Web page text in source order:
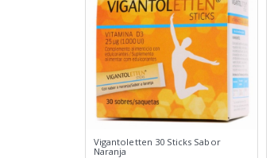
Vigantoletten 30 Sticks Sabor
Naranja